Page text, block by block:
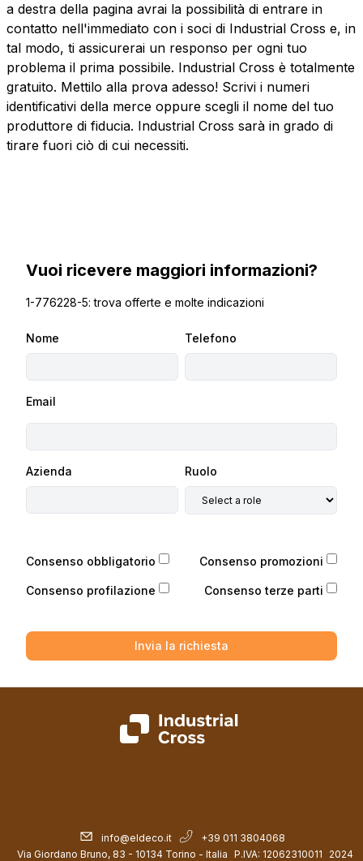
a destra della pagina avrai la possibilità di entrare in
contatto nell'immediato con i soci di Industrial Cross e, in
tal modo, ti assicurerai un responso per ogni tuo
problema il prima possibile. Industrial Cross è totalmente
gratuito. Mettilo alla prova adesso! Scrivi i numeri
identificativi della merce oppure scegli il nome del tuo
produttore di fiducia. Industrial Cross sarà in grado di
tirare fuori ciò di cui necessiti.
Vuoi ricevere maggiori informazioni?
1-776228-5: trova offerte e molte indicazioni
Nome Telefono
Email
Azienda Ruolo
Consenso obbligatorio Consenso promozioni
Consenso profilazione Consenso terze parti
Invia la richiesta
info@eldeco.it
+39 011 3804068
Via Giordano Bruno, 83 - 10134 Torino - Italia P.IVA: 12062310011 2024